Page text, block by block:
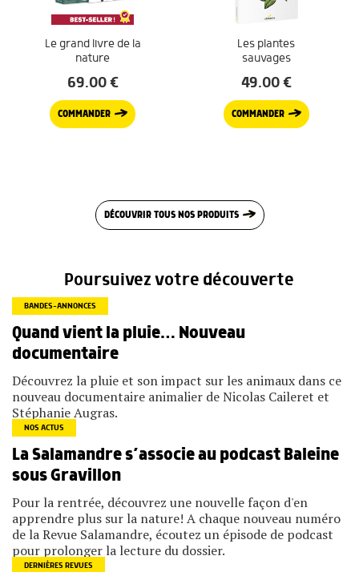
Le grand livre de la
nature
69.00€
COMMANDER
Les plantes
sauvages
49.00€
COMMANDER
DÉCOUVRIR TOUS NOS PRODUITS
Poursuivez votre découverte
BANDES-ANNONCES
Quand vient la pluie… Nouveau
documentaire
Découvrez la pluie et son impact sur les animaux dans ce
nouveau documentaire animalier de Nicolas Caileret et
Stéphanie Augras.
NOS ACTUS
La Salamandre s’associe au podcast Baleine
sous Gravillon
Pour la rentrée, découvrez une nouvelle façon d'en
apprendre plus sur la nature! A chaque nouveau numéro
de la Revue Salamandre, écoutez un épisode de podcast
pour prolonger la lecture du dossier.
DERNIÈRES REVUES